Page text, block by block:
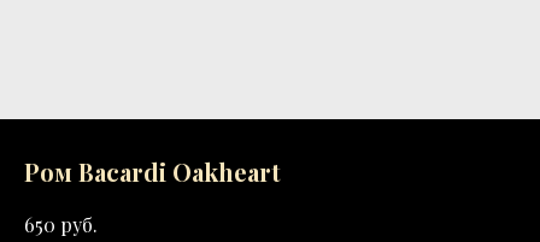
Ром Bacardi Oakheart
650 руб.